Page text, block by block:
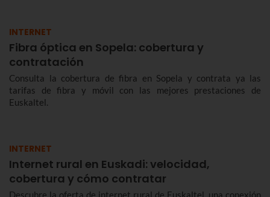
INTERNET
Fibra óptica en Sopela: cobertura y
contratación
Consulta la cobertura de fibra en Sopela y contrata ya las
tarifas de fibra y móvil con las mejores prestaciones de
Euskaltel.
INTERNET
Internet rural en Euskadi: velocidad,
cobertura y cómo contratar
Descubre la oferta de internet rural de Euskaltel, una conexión